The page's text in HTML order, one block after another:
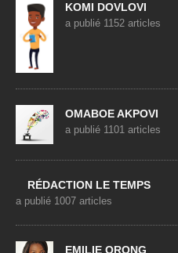
KOMI DOVLOVI
a publié 1152 articles
OMABOE AKPOVI
a publié 1101 articles
RÉDACTION LE TEMPS
a publié 1007 articles
EMILIE ORONG